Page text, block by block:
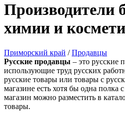
Производители
химии и
Приморский край /Продавцы
Русские продавцы – это русские
использующие труд русских
русские товары или товары с
магазине есть хотя бы одна полка
магазин можно разместить в
товары.